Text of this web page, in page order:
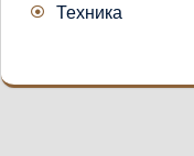
Техника